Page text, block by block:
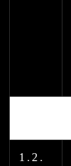
1.2.